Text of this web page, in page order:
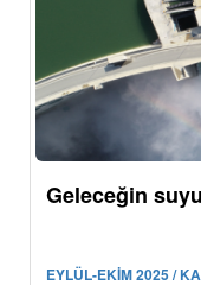
Geleceğin
EYLÜL-EKİM 2025 /